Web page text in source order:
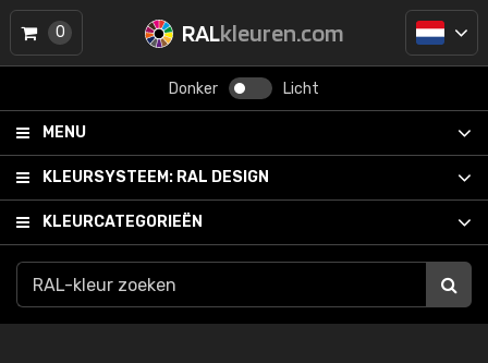
RALkleuren.com
Donker Licht
MENU
KLEURSYSTEEM: RAL DESIGN
KLEURCATEGORIEËN
0